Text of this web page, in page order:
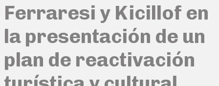
Ferraresi y Kicillof en
la presentación de un
plan de reactivación